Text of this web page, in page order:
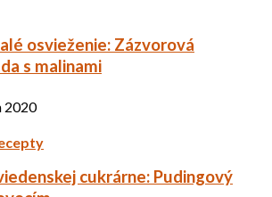
osvieženie: Zázvorová
s malinami
2020
cukrárne: Pudingový